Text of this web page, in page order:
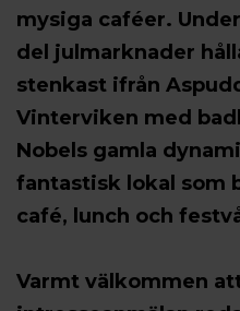
mysiga caféer.
del julmarknader
stenkast ifrån
Vinterviken med
Nobels gamla
fantastisk lokal som
café, lunch och
Varmt välkommen